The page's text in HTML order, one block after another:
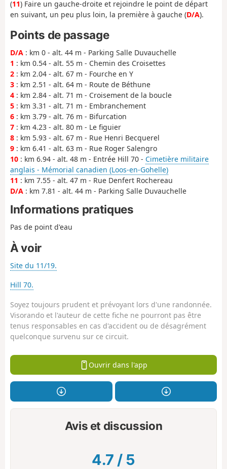
(11) Faire un gauche-droite et rejoindre le point de départ
en suivant, un peu plus loin, la première à gauche (D/A).
Points de passage
D/A : km 0 - alt. 44 m - Parking Salle Duvauchelle
1 : km 0.54 - alt. 55 m - Chemin des Croisettes
2 : km 2.04 - alt. 67 m - Fourche en Y
3 : km 2.51 - alt. 64 m - Route de Béthune
4 : km 2.84 - alt. 71 m - Croisement de la boucle
5 : km 3.31 - alt. 71 m - Embranchement
6 : km 3.79 - alt. 76 m - Bifurcation
7 : km 4.23 - alt. 80 m - Le figuier
8 : km 5.93 - alt. 67 m - Rue Henri Becquerel
9 : km 6.41 - alt. 63 m - Rue Roger Salengro
10 : km 6.94 - alt. 48 m - Entrée Hill 70 - Cimetière militaire
anglais - Mémorial canadien (Loos-en-Gohelle)
11 : km 7.55 - alt. 47 m - Rue Denfert Rochereau
D/A : km 7.81 - alt. 44 m - Parking Salle Duvauchelle
Informations pratiques
Pas de point d'eau
À voir
Site du 11/19.
Hill 70.
Soyez toujours prudent et prévoyant lors d'une randonnée.
Visorando et l'auteur de cette fiche ne pourront pas être
tenus responsables en cas d'accident ou de désagrément
quelconque survenu sur ce circuit.
Ouvrir dans l'app
Avis et discussion
4.7 / 5